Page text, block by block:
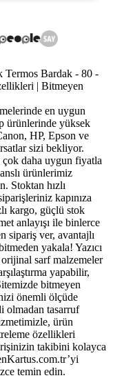
en uygun
ürünlerinde yüksek
HP, Epson ve
sizi bekliyor.
çok daha uygun fiyatla
ürünlerimiz
Stoktan hızlı
kapınıza
kargo, güçlü stok
anlayışı ile binlerce
sipariş ver, avantajlı
yakala! Yazıcı
sarf malzemeler
yapabilir,
bitmeyen
önemli ölçüde
olmadan tasarruf
ürün
özellikleri
takibini kolayca
temin edin.